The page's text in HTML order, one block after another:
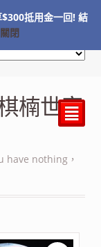
楠世家
have nothing，
²
抵用金一回! 結
關閉